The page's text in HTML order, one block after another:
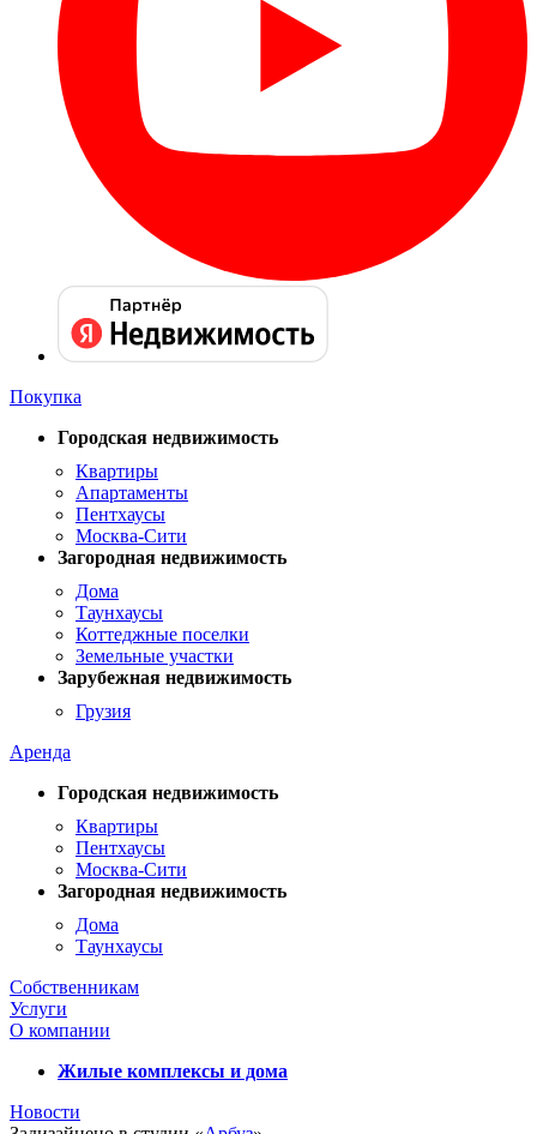
Покупка
Городская недвижимость
Квартиры
Апартаменты
Пентхаусы
Москва-Сити
Загородная недвижимость
Дома
Таунхаусы
Коттеджные поселки
Земельные участки
Зарубежная недвижимость
Грузия
Аренда
Городская недвижимость
Квартиры
Пентхаусы
Москва-Сити
Загородная недвижимость
Дома
Таунхаусы
Собственникам
Услуги
О компании
Жилые комплексы и дома
Новости